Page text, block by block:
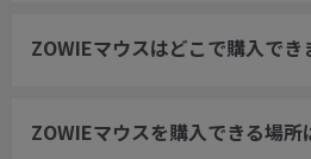
ZOWIEマウスはどこで購入でき
ZOWIEマウスを購入できる場所